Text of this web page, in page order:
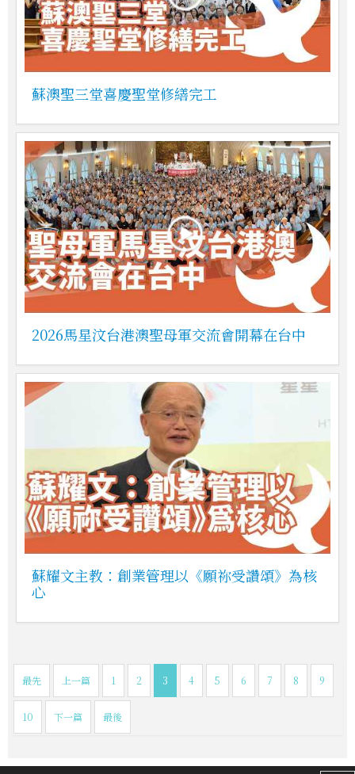
蘇澳聖三堂喜慶聖堂修繕完工
2026馬星汶台港澳聖母軍交流會開幕在台中
蘇耀文主教：創業管理以《願祢受讚頌》為核
心
最先 上一篇 1 2 3 4 5 6 7 8 9
10 下一篇 最後